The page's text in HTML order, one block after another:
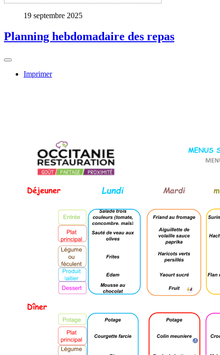
19 septembre 2025
Planning hebdomadaire des repas
Imprimer